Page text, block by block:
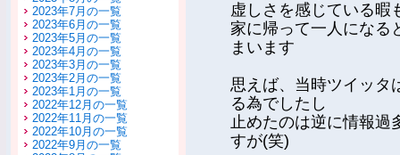
2023年7月の一覧
2023年6月の一覧
2023年5月の一覧
2023年4月の一覧
2023年3月の一覧
2023年2月の一覧
2023年1月の一覧
2022年12月の一覧
2022年11月の一覧
2022年10月の一覧
2022年9月の一覧
虚しさを感じている暇
家に帰って一人になる
まいます
思えば、当時ツイッタ
る為でしたし
止めたのは逆に情報過
すが(笑)